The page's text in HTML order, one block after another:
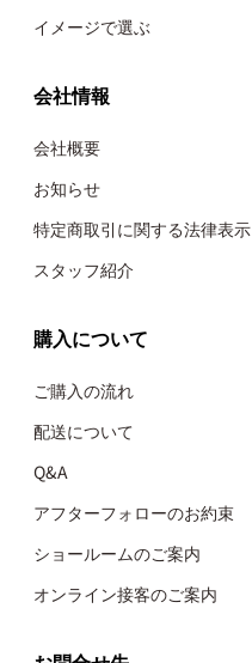
イメージで選ぶ
会社情報
会社概要
お知らせ
特定商取引に関する法律表示
スタッフ紹介
購入について
ご購入の流れ
配送について
Q&A
アフターフォローのお約束
ショールームのご案内
オンライン接客のご案内